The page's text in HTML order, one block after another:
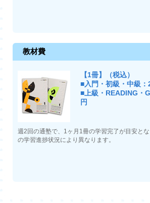
教材費
【1冊】（税込）
■入門・初級・中級：
■上級・READING・
円
週2回の通塾で、1ヶ月1冊の学習完了が目安と
の学習進捗状況により異なります。